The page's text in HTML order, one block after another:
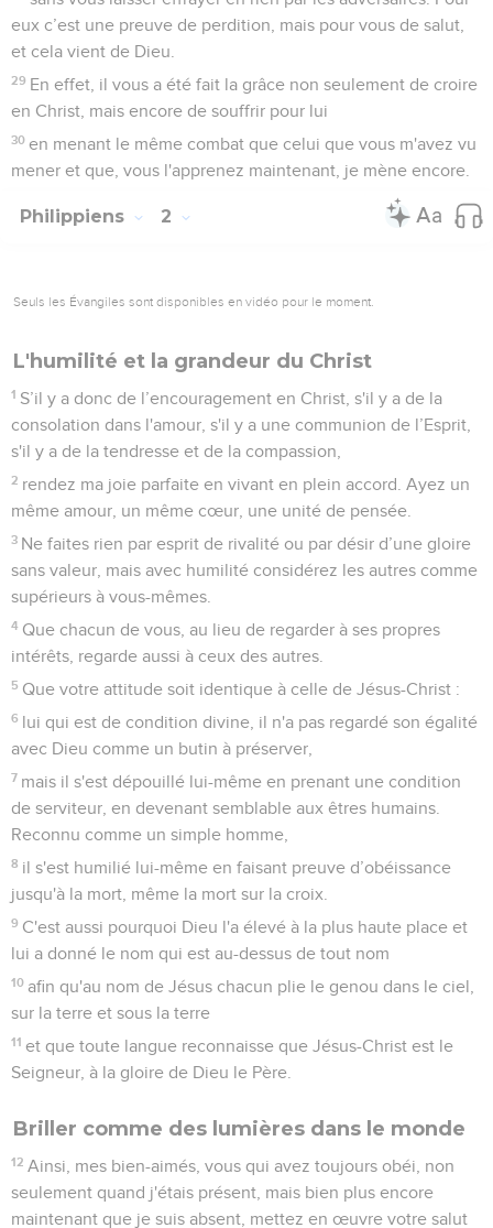
combat, que vous aviez envoyé afin de pourvoir à mes
besoins.
vous aviez appris sa maladie.
eu pitié de lui, et non seulement de lui mais aussi de moi,
afin que je n'aie pas tristesse sur tristesse.
28 Je m’empresse donc de le renvoyer pour que vous
29 Accueillez-le dans le Seigneur avec une joie sans réserve
30
En effet, c'est pour l'œuvre de Christ qu'il a été près de la
mort ; il a risqué sa vie afin de vous remplacer dans le service
que vous ne pouviez pas me rendre.
Philippiens 3
Seuls les Évangiles sont disponibles en vidéo pour le moment.
La véritable manière d'être juste aux yeux
de Dieu
Maintenant donc, mes frères et sœurs, réjouissez-vous
dans le Seigneur ! Je n’hésite pas à vous écrire les mêmes
choses, et cela contribue à votre sécurité.
2 Faites attention aux chiens, faites attention aux mauvais
ouvriers, faites attention aux faux circoncis.
3 En effet, les vrais circoncis, c'est nous, qui rendons notre
culte à Dieu par l'Esprit de Dieu, qui plaçons notre fierté en
Jésus-Christ et qui ne mettons pas notre confiance dans
notre condition.
4 Pourtant, moi-même je pourrais mettre ma confiance dans
ma condition. Si quelqu'un croit pouvoir se confier dans sa
condition, je le peux plus encore :
5 j’ai été circoncis le huitième jour, je suis issu du peuple
d'Israël, de la tribu de Benjamin, hébreu né d'Hébreux ; en ce
qui concerne la loi, j’étais pharisien ;
rapport à la justice de la loi, j’étais irréprochable.
7 Mais ces qualités qui étaient pour moi des gains, je les ai
regardées comme une perte à cause de Christ.
8 Et je considère même tout comme une perte à cause du